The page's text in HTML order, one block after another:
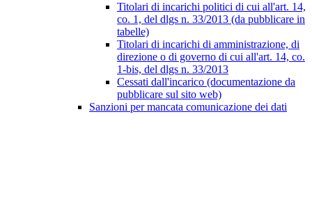
Titolari di incarichi politici di cui all'art. 14,
co. 1, del dlgs n. 33/2013 (da pubblicare in
tabelle)
Titolari di incarichi di amministrazione, di
direzione o di governo di cui all'art. 14, co.
1-bis, del dlgs n. 33/2013
Cessati dall'incarico (documentazione da
pubblicare sul sito web)
Sanzioni per mancata comunicazione dei dati